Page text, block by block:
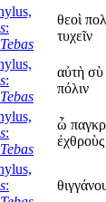
:
θεοὶ
τυχεῖν
:
αὐτὴ σὺ
πόλιν
:
ὦ
: